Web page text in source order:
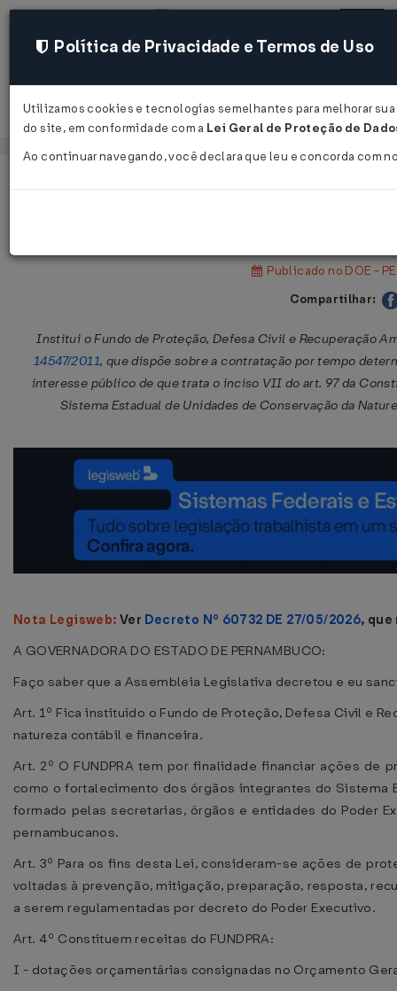
Acessar
Publicado no DOE -
Compartilhar:
Institui o Fundo de Proteção, Defesa Civil e Recuperação
14547/2011, que dispõe sobre a contratação por tempo
interesse público de que trata o inciso VII do art. 97 da
Sistema Estadual de Unidades de Conservação da
Nota Legisweb: Ver Decreto Nº 60732 DE 27/05/2026,
A GOVERNADORA DO ESTADO DE PERNAMBUCO:
Faço saber que a Assembleia Legislativa decretou e eu
Art. 1º Fica instituído o Fundo de Proteção, Defesa Civil e
natureza contábil e financeira.
Art. 2º O FUNDPRA tem por finalidade financiar ações
como o fortalecimento dos órgãos integrantes do Sistema
formado pelas secretarias, órgãos e entidades do Poder
pernambucanos.
Art. 3º Para os fins desta Lei, consideram-se ações de
voltadas à prevenção, mitigação, preparação, resposta,
a serem regulamentadas por decreto do Poder Executivo.
Art. 4º Constituem receitas do FUNDPRA:
I - dotações orçamentárias consignadas no Orçamento
Política de Privacidade e Termos de Uso
Utilizamos cookies e tecnologias semelhantes para melhorar
do site, em conformidade com a Lei Geral de Proteção de
Ao continuar navegando, você declara que leu e concorda com